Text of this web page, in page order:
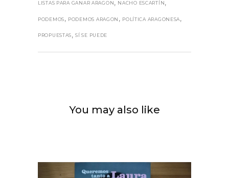
LISTAS PARA GANAR ARAGON , NACHO ESCARTÍN ,
PODEMOS, PODEMOS ARAGON , POLÍTICA ARAGONESA,
PROPUESTAS,SÍ SE PUEDE
You may also like